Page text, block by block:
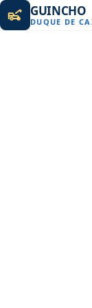
GUINCHO
DUQUE DE